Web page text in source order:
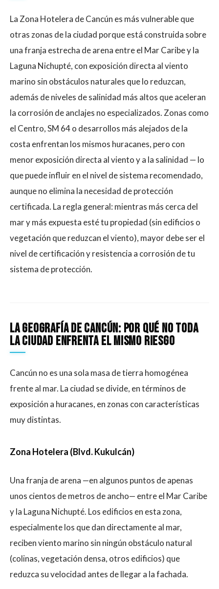
La Zona Hotelera de Cancún es más vulnerable que
otras zonas de la ciudad porque está construida sobre
una franja estrecha de arena entre el Mar Caribe y la
Laguna Nichupté, con exposición directa al viento
marino sin obstáculos naturales que lo reduzcan,
además de niveles de salinidad más altos que aceleran
la corrosión de anclajes no especializados. Zonas como
el Centro, SM 64 o desarrollos más alejados de la
costa enfrentan los mismos huracanes, pero con
menor exposición directa al viento y a la salinidad — lo
que puede influir en el nivel de sistema recomendado,
aunque no elimina la necesidad de protección
certificada. La regla general: mientras más cerca del
mar y más expuesta esté tu propiedad (sin edificios o
vegetación que reduzcan el viento), mayor debe ser el
nivel de certificación y resistencia a corrosión de tu
sistema de protección.
La geografía de Cancún: por qué no toda
la ciudad enfrenta el mismo riesgo
Cancún no es una sola masa de tierra homogénea
frente al mar. La ciudad se divide, en términos de
exposición a huracanes, en zonas con características
muy distintas.
Zona Hotelera (Blvd. Kukulcán)
Una franja de arena —en algunos puntos de apenas
unos cientos de metros de ancho— entre el Mar Caribe
y la Laguna Nichupté. Los edificios en esta zona,
especialmente los que dan directamente al mar,
reciben viento marino sin ningún obstáculo natural
(colinas, vegetación densa, otros edificios) que
reduzca su velocidad antes de llegar a la fachada.